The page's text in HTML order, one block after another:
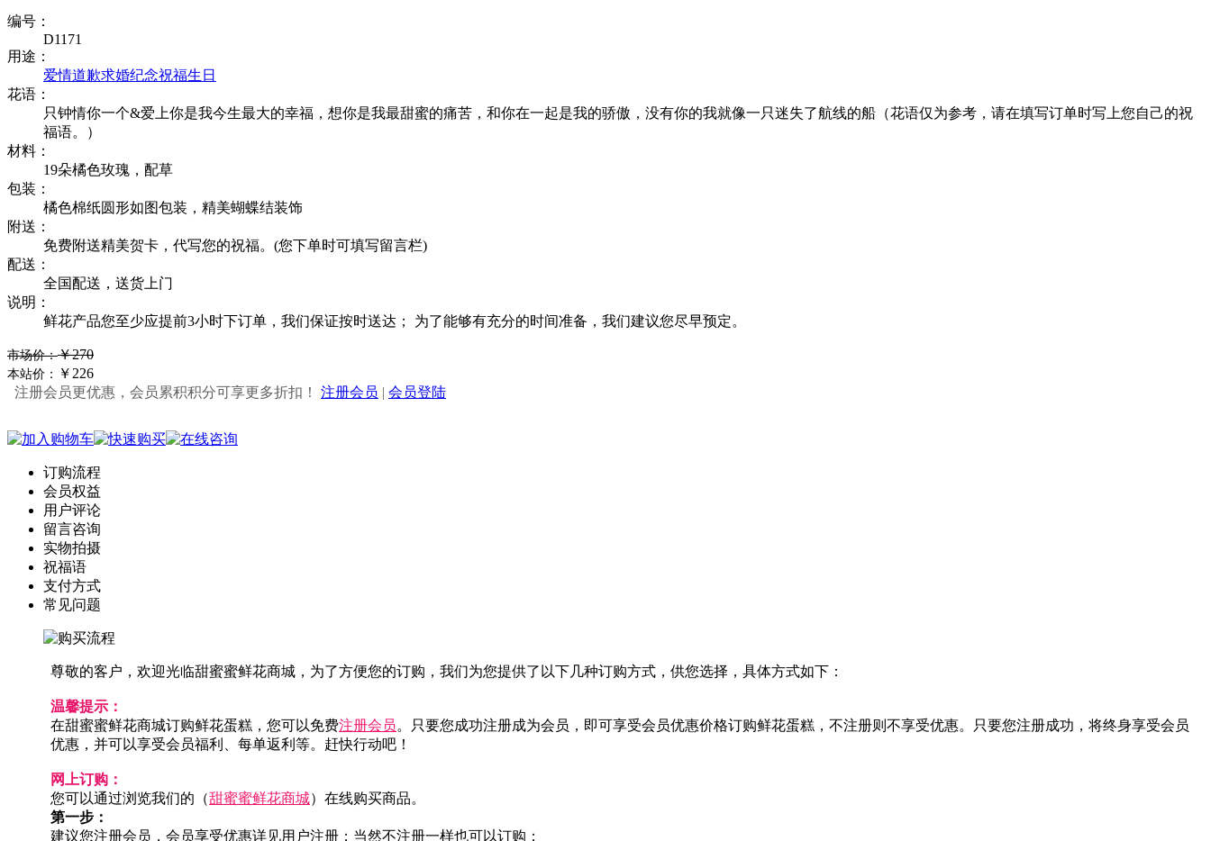
编号：
D1171
用途：
爱情道歉求婚纪念祝福生日
花语：
只钟情你一个&爱上你是我今生最大的幸福，想你是我最甜蜜的痛苦，和你在一起是我的骄傲，没有你的我就像一只迷失了航线的船（花语仅为参考，请在填写订单时写上您自己的祝
福语。）
材料：
19朵橘色玫瑰，配草
包装：
橘色棉纸圆形如图包装，精美蝴蝶结装饰
附送：
免费附送精美贺卡，代写您的祝福。(您下单时可填写留言栏)
配送：
全国配送，送货上门
说明：
鲜花产品您至少应提前3小时下订单，我们保证按时送达； 为了能够有充分的时间准备，我们建议您尽早预定。
市场价：￥270
本站价：
￥226
注册会员更优惠，会员累积积分可享更多折扣！ 注册会员 | 会员登陆
订购流程
会员权益
用户评论
留言咨询
实物拍摄
祝福语
支付方式
常见问题
尊敬的客户，欢迎光临甜蜜蜜鲜花商城，为了方便您的订购，我们为您提供了以下几种订购方式，供您选择，具体方式如下：
温馨提示：
在甜蜜蜜鲜花商城订购鲜花蛋糕，您可以免费注册会员。只要您成功注册成为会员，即可享受会员优惠价格订购鲜花蛋糕，不注册则不享受优惠。只要您注册成功，将终身享受会员
优惠，并可以享受会员福利、每单返利等。赶快行动吧！
网上订购：
您可以通过浏览我们的（甜蜜蜜鲜花商城）在线购买商品。
第一步：
建议您注册会员，会员享受优惠详见用户注册；当然不注册一样也可以订购；